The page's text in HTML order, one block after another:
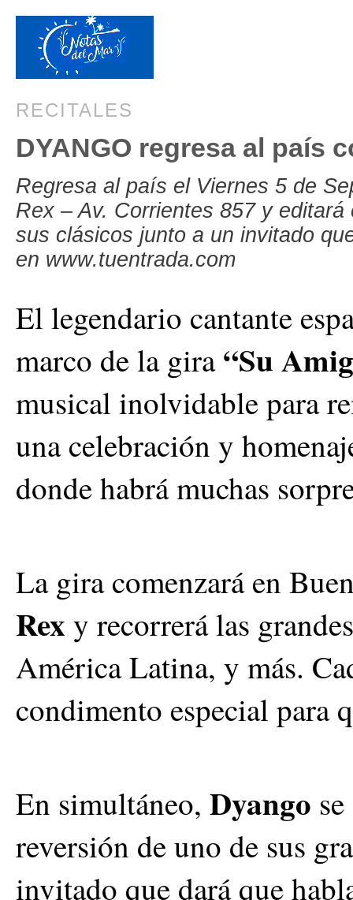
RECITALES
DYANGO regresa al país
Regresa al país el Viernes 5 de
Rex – Av. Corrientes 857 y
sus clásicos junto a un invitado
en www.tuentrada.com
El legendario cantante
marco de la gira“Su
musical inolvidable para
una celebración y
donde habrá muchas
La gira comenzará en
Rex y recorrerá las
América Latina, y más.
condimento especial para
En simultáneo, Dyango
reversión de uno de sus
invitado que dará que